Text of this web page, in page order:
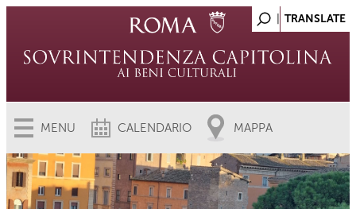
MENU CALENDARIO MAPPA